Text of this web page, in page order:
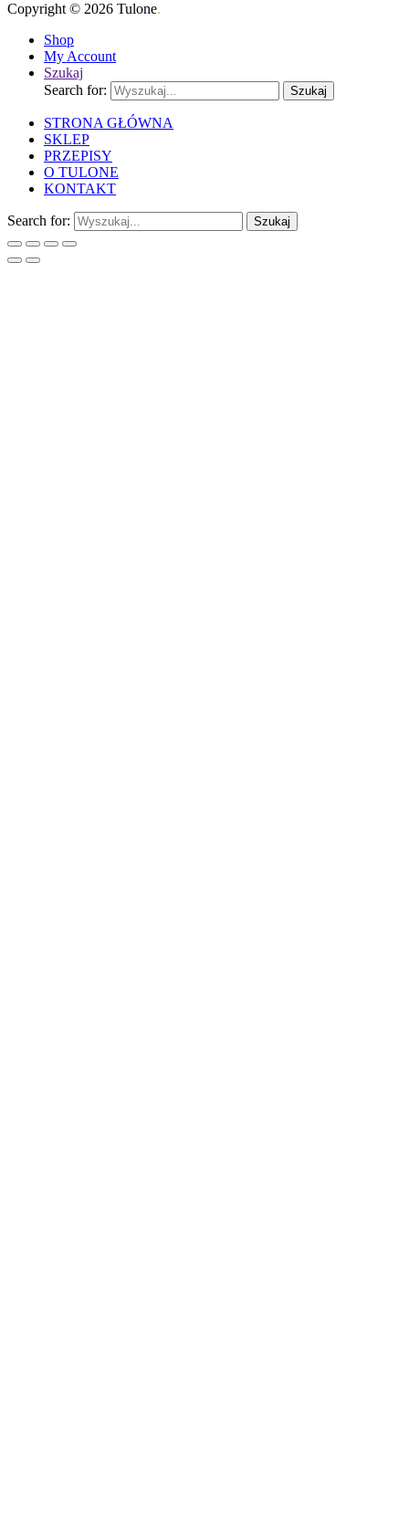
Copyright © 2026 Tulone.
Shop
My Account
Szukaj
Search for:
Szukaj
STRONA GŁÓWNA
SKLEP
PRZEPISY
O TULONE
KONTAKT
Search for: Szukaj